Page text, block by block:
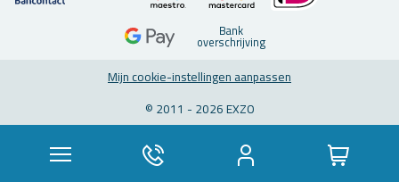
Bank
over­schrij­ving
Mijn coo­kie-in­stel­lin­gen aan­pas­sen
© 2011 - 2026 EXZO